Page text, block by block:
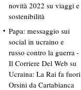
novità 2022 su viaggi e
sostenibilità
Papa: messaggio sui
social in ucraino e
russo contro la guerra -
Il Corriere Del Web su
Ucraina: La Rai fa fuori
Orsini da Cartabianca